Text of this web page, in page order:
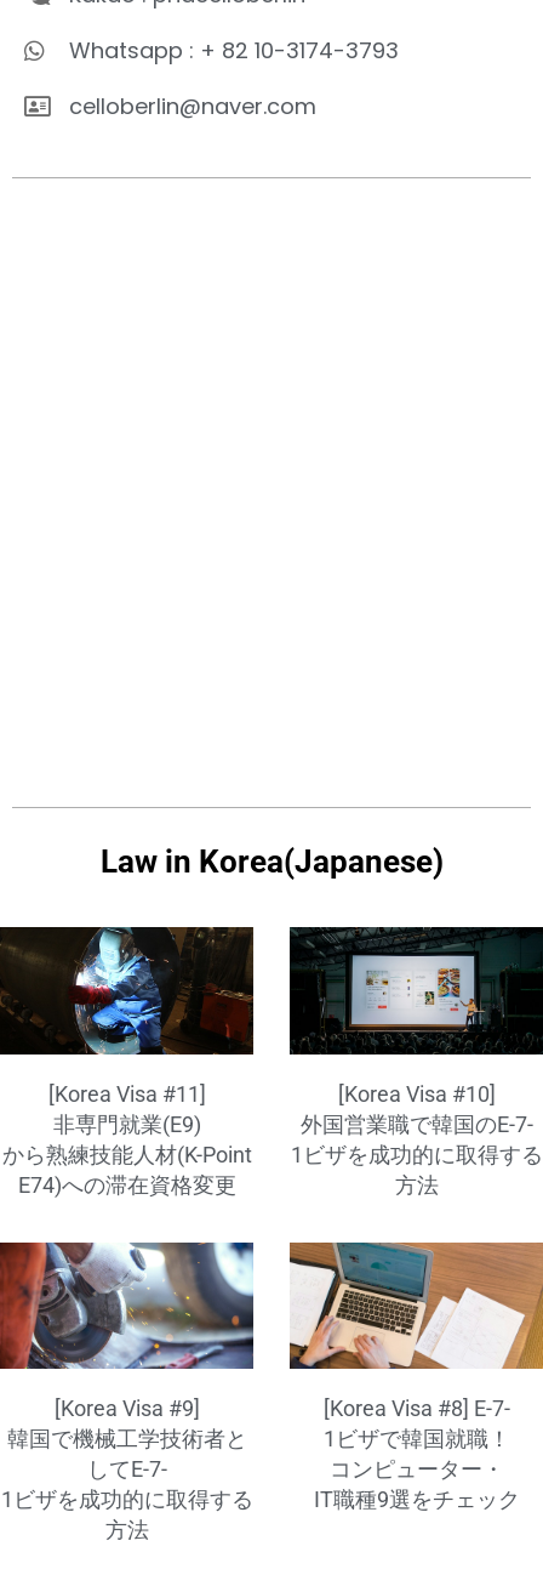
Whatsapp : + 82 10-3174-3793
celloberlin@naver.com
Law in Korea(Japanese)
[Korea Visa #11]
非専門就業(E9)
から熟練技能人材(K-Point
E74)への滞在資格変更
[Korea Visa #10]
外国営業職で韓国のE-7-
1ビザを成功的に取得する
方法
[Korea Visa #9]
韓国で機械工学技術者と
してE-7-
1ビザを成功的に取得する
方法
[Korea Visa #8] E-7-
1ビザで韓国就職！
コンピューター・
IT職種9選をチェック